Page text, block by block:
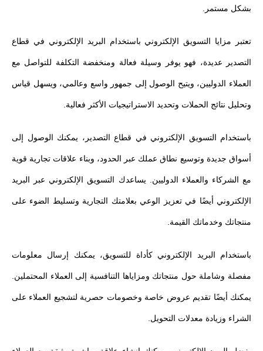
بشكل مستمر.
تعتبر مزايا التسويق الإلكتروني باستخدام البريد الإلكتروني في قطاع
التصدير عديدة، فهو يوفر وسيلة فعالة ومنخفضة التكلفة للتواصل مع
العملاء الدوليين، ويتيح الوصول إلى جمهور واسع وعالمي، ويسهل قياس
وتحليل نتائج الحملات وتحديد الاستراتيجيات الأكثر فعالية.
باستخدام التسويق الإلكتروني في قطاع التصدير، يمكنك الوصول إلى
أسواق جديدة وتوسيع نطاق عملك عبر الحدود، وبناء علاقات تجارية قوية
مع الشركاء والعملاء الدوليين. يساعدك التسويق الإلكتروني عبر البريد
الإلكتروني أيضًا في تعزيز الوعي بعلامتك التجارية وتسليط الضوء على
منتجاتك وخدماتك القيمة.
باستخدام البريد الإلكتروني كأداة للتسويق، يمكنك إرسال معلومات
مفصلة وشاملة حول منتجاتك ومزاياها التنافسية إلى العملاء المحتملين.
يمكنك أيضًا تقديم عروض خاصة وخصومات حصرية لتشجيع العملاء على
الشراء وزيادة معدلات التحويل.